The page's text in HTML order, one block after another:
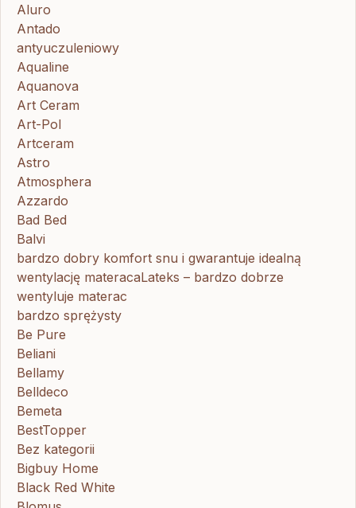
Aluro
Antado
antyuczuleniowy
Aqualine
Aquanova
Art Ceram
Art-Pol
Artceram
Astro
Atmosphera
Azzardo
Bad Bed
Balvi
bardzo dobry komfort snu i gwarantuje idealną
wentylację materacaLateks – bardzo dobrze
wentyluje materac
bardzo sprężysty
Be Pure
Beliani
Bellamy
Belldeco
Bemeta
BestTopper
Bez kategorii
Bigbuy Home
Black Red White